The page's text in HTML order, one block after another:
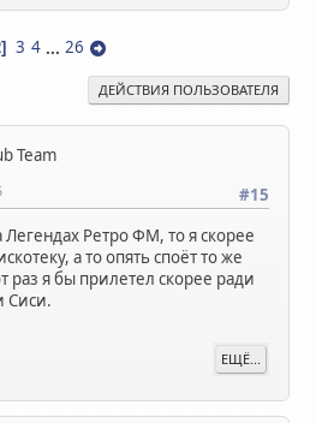
3 4 ... 26
ДЕЙСТВИЯ ПОЛЬЗОВАТЕЛЯ
Team
#15
Легендах Ретро ФМ, то я скорее
а то опять споёт то же
раз я бы прилетел скорее ради
Сиси.
ЕЩЁ...